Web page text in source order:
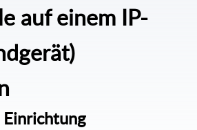
auf einem IP-